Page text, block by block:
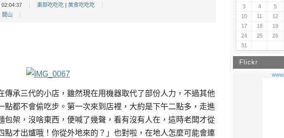
02:04:37 東部吃吃吃
美食吃吃吃
關山
傳承三代的小店，雖然現在用機器取代了部份人力，不過其他
點都不會偷吃步。第一次來到店裡，大約是下午二點多，走進
包架，沒啥東西，便喊了幾聲，看有沒有人在，這時老闆才從
點才出爐哦！你從外地來的？」也對啦，在地人怎麼可能會連
3
4 5
10
11 12
17
18 19
24
25 26
31
Flickr
www.